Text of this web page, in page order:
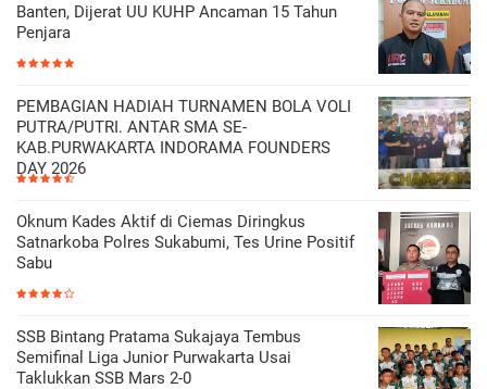
Banten, Dijerat UU KUHP Ancaman 15 Tahun
Penjara
PEMBAGIAN HADIAH TURNAMEN BOLA VOLI
PUTRA/PUTRI. ANTAR SMA SE-
KAB.PURWAKARTA INDORAMA FOUNDERS
DAY 2026
Oknum Kades Aktif di Ciemas Diringkus
Satnarkoba Polres Sukabumi, Tes Urine Positif
Sabu
SSB Bintang Pratama Sukajaya Tembus
Semifinal Liga Junior Purwakarta Usai
Taklukkan SSB Mars 2-0